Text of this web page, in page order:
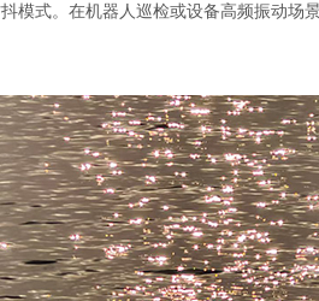
模式。在机器人巡检或设备高频振动